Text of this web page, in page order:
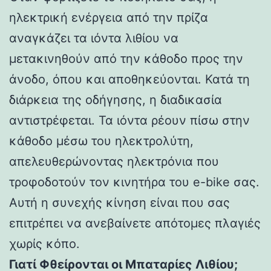
ηλεκτρική ενέργεια από την πρίζα
αναγκάζει τα ιόντα λιθίου να
μετακινηθούν από την κάθοδο προς την
άνοδο, όπου και αποθηκεύονται. Κατά τη
διάρκεια της οδήγησης, η διαδικασία
αντιστρέφεται. Τα ιόντα ρέουν πίσω στην
κάθοδο μέσω του ηλεκτρολύτη,
απελευθερώνοντας ηλεκτρόνια που
τροφοδοτούν τον κινητήρα του e-bike σας.
Αυτή η συνεχής κίνηση είναι που σας
επιτρέπει να ανεβαίνετε απότομες πλαγιές
χωρίς κόπο.
Γιατί Φθείρονται οι Μπαταρίες Λιθίου;